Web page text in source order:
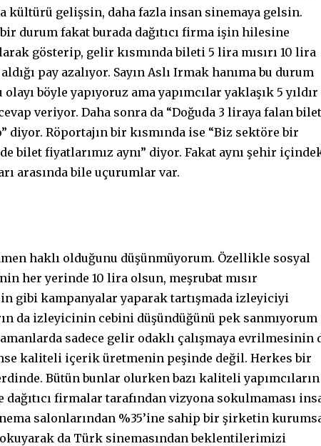
kültürü gelişsin, daha fazla insan sinemaya gelsin.
durum fakat burada dağıtıcı firma işin hilesine
gösterip, gelir kısmında bileti 5 lira mısırı 10 lira
pay azalıyor. Sayın Aslı Irmak hanıma bu durum
böyle yapıyoruz ama yapımcılar yaklaşık 5 yıldır
veriyor. Daha sonra da “Doğuda 3 liraya falan bilet
diyor. Röportajın bir kısmında ise “Biz sektöre bir
bilet fiyatlarımız aynı” diyor. Fakat aynı şehir
arasında bile uçurumlar var.
haklı olduğunu düşünmüyorum. Özellikle sosyal
her yerinde 10 lira olsun, meşrubat mısır
gibi kampanyalar yaparak tartışmada izleyiciyi
da izleyicinin cebini düşündüğünü pek sanmıyorum
sadece gelir odaklı çalışmaya evrilmesinin
kaliteli içerik üretmenin peşinde değil. Herkes bir
Bütün bunlar olurken bazı kaliteli yapımcıların
firmalar tarafından vizyona sokulmaması
salonlarından %35’ine sahip bir şirketin
da Türk sinemasından beklentilerimizi